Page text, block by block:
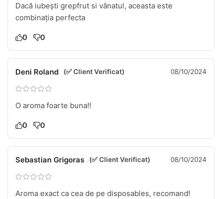
Dacă iubești grepfrut si vânatul, aceasta este
combinația perfecta
0 0
Deni Roland (✅ Client Verificat) 08/10/2024
O aroma foarte buna!!
0 0
Sebastian Grigoras (✅ Client Verificat) 08/10/2024
Aroma exact ca cea de pe disposables, recomand!